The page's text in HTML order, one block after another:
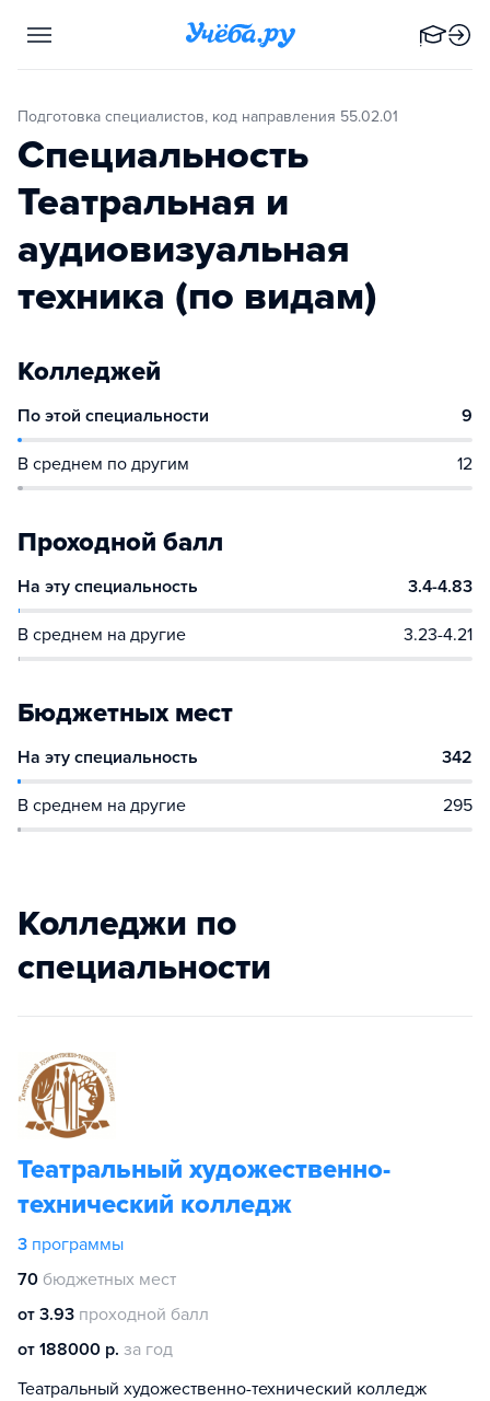
Подготовка специалистов, код направления 55.02.01
Специальность
Театральная и
аудиовизуальная
техника (по видам)
Колледжей
По этой специальности 9
В среднем по другим 12
Проходной балл
На эту специальность 3.4-4.83
В среднем на другие 3.23-4.21
Бюджетных мест
На эту специальность 342
В среднем на другие 295
Колледжи по
специальности
Театральный художественно-
технический колледж
3 программы
70 бюджетных мест
от 3.93 проходной балл
от 188000 р. за год
Театральный художественно-технический колледж